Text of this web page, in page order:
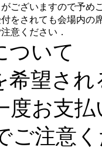
ございますので予め
をされても会場内の
意ください．
ついて
希望さ
度お支
ご注意